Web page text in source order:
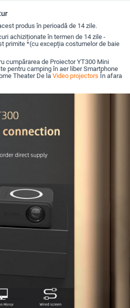
produs în perioadă de 14 zile.
achiziționate în termen de 14 zile -
primite *(cu excepția costumelor de baie
cumpărarea de Proiector YT300 Mini
pentru camping în aer liber Smartphone
Theater De la Video projectors În afara